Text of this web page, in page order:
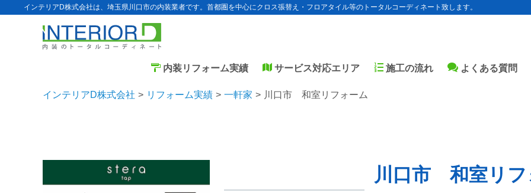
インテリアD株式会社は、埼玉県川口市の内装業者です。首都圏を中心にクロス張替え・フロアタイル等のトータルコーディネート致します。
内装リフォーム実績 サービス対応エリア 施工の流れ よくある質問
インテリアD株式会社 リフォーム実績 一軒家 川口市 和室リフォーム
川口市 和室リフ